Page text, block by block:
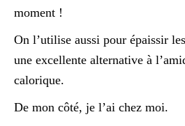
moment !
On l’utilise aussi pour épaissir
une excellente alternative à
calorique.
De mon côté, je l’ai chez moi.